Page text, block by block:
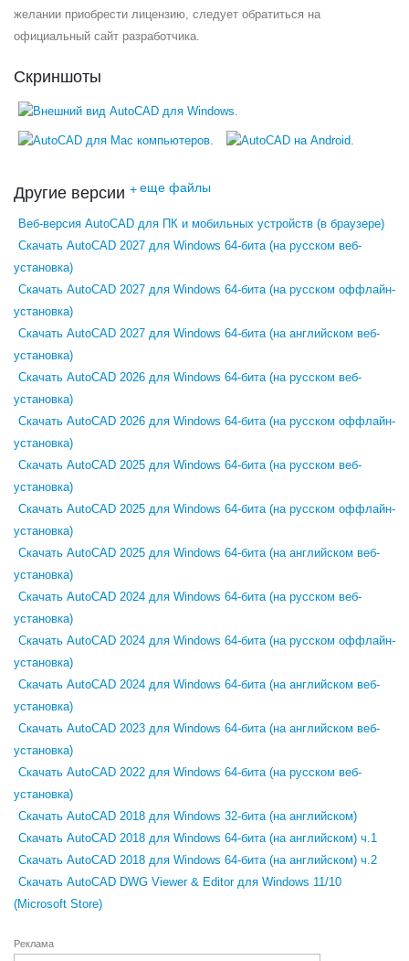
желании приобрести лицензию, следует обратиться на
официальный сайт разработчика.
Скриншоты
Другие версии +еще файлы
Веб-версия AutoCAD для ПК и мобильных устройств (в браузере)
Скачать AutoCAD 2027 для Windows 64-бита (на русском веб-
установка)
Скачать AutoCAD 2027 для Windows 64-бита (на русском оффлайн-
установка)
Скачать AutoCAD 2027 для Windows 64-бита (на английском веб-
установка)
Скачать AutoCAD 2026 для Windows 64-бита (на русском веб-
установка)
Скачать AutoCAD 2026 для Windows 64-бита (на русском оффлайн-
установка)
Скачать AutoCAD 2025 для Windows 64-бита (на русском веб-
установка)
Скачать AutoCAD 2025 для Windows 64-бита (на русском оффлайн-
установка)
Скачать AutoCAD 2025 для Windows 64-бита (на английском веб-
установка)
Скачать AutoCAD 2024 для Windows 64-бита (на русском веб-
установка)
Скачать AutoCAD 2024 для Windows 64-бита (на русском оффлайн-
установка)
Скачать AutoCAD 2024 для Windows 64-бита (на английском веб-
установка)
Скачать AutoCAD 2023 для Windows 64-бита (на английском веб-
установка)
Скачать AutoCAD 2022 для Windows 64-бита (на русском веб-
установка)
Скачать AutoCAD 2018 для Windows 32-бита (на английском)
Скачать AutoCAD 2018 для Windows 64-бита (на английском) ч.1
Скачать AutoCAD 2018 для Windows 64-бита (на английском) ч.2
Скачать AutoCAD DWG Viewer & Editor для Windows 11/10
(Microsoft Store)
Реклама